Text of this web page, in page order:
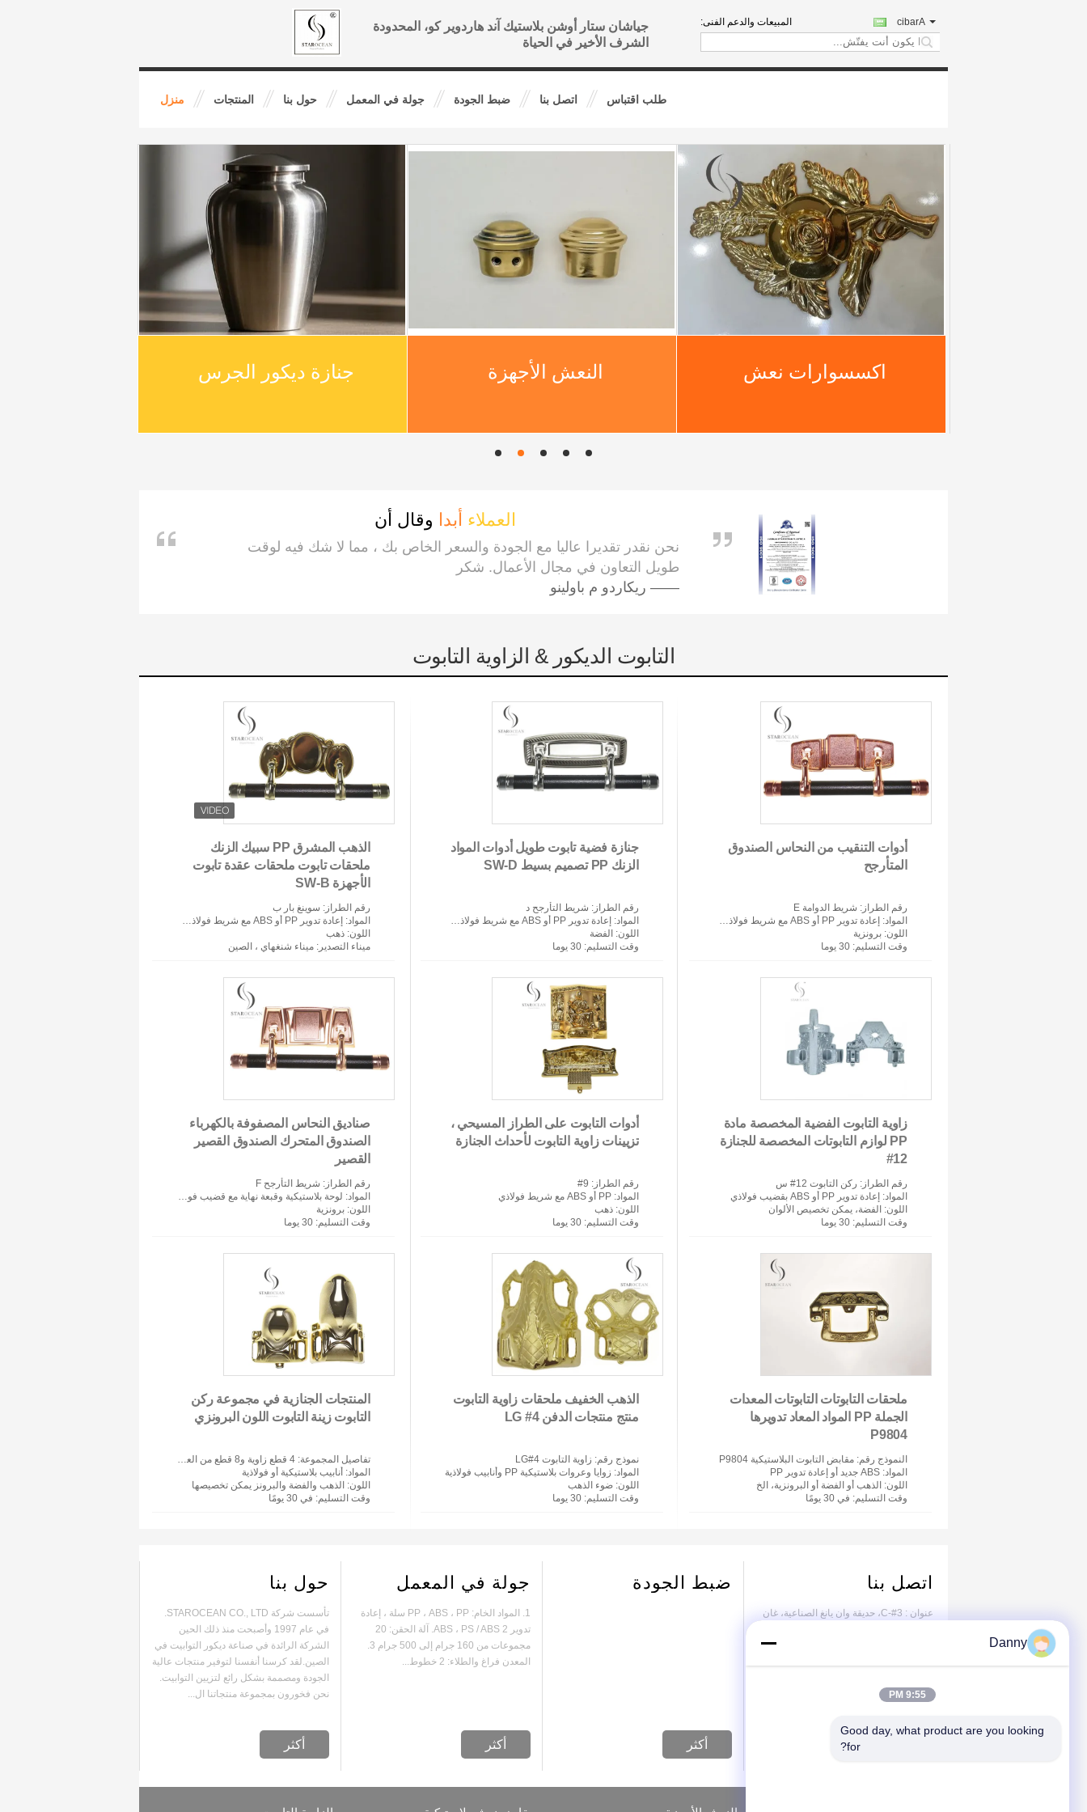
جياشان ستار أوشن بلاستيك آند هاردوير كو، المحدودة
الشرف الأخير في الحياة
المبيعات والدعم الفنى: Arabic
search
منزل المنتجات حول بنا جولة في المعمل ضبط الجودة اتصل بنا طلب اقتباس
جنازة ديكور الجرس النعش الأجهزة
العملاء أبدا وقال أن
نحن نقدر تقديرا عاليا مع الجودة والسعر الخاص بك ، مما لا شك فيه لوقت
طويل التعاون في مجال الأعمال. شكر
—— ريكاردو م باولينو
التابوت الديكور & الزاوية التابوت
الذهب المشرق PP سبيك الزنك
ملحقات تابوت ملحقات عقدة تابوت
الأجهزة SW-B
رقم الطراز : سوينغ بار ب
المواد: إعادة تدوير PP أو ABS مع شريط فولاذي وعروات زاماك
اللون: ذهب
ميناء التصدير : ميناء شنغهاي ، الصين
جنازة فضية تابوت طويل أدوات المواد
الزنك PP تصميم بسيط SW-D
رقم الطراز : شريط التأرجح د
المواد: إعادة تدوير PP أو ABS مع شريط فولاذي وعروات زاماك
اللون: الفضة
وقت التسليم: 30 يوما
أدوات التنقيب من النحاس الصندوق
المتأرجح
رقم الطراز : شريط الدوامة E
المواد: إعادة تدوير PP أو ABS مع شريط فولاذي وعروات زاماك
اللون: برونزية
وقت التسليم: 30 يوما
صناديق النحاس المصفوفة بالكهرباء
الصندوق المتحرك الصندوق القصير
القصير
رقم الطراز : شريط التأرجح F
المواد: لوحة بلاستيكية وقبعة نهاية مع قضيب فولاذي وخرطوم زاماك
اللون: برونزية
وقت التسليم: 30 يوما
أدوات التابوت على الطراز المسيحي ،
تزيينات زاوية التابوت لأحداث الجنازة
رقم الطراز : 9#
المواد: PP أو ABS مع شريط فولاذي
اللون: ذهب
وقت التسليم: 30 يوما
زاوية التابوت الفضية المخصصة مادة
PP لوازم التابوتات المخصصة للجنازة
12#
رقم الطراز : ركن التابوت 12# س
المواد: إعادة تدوير PP أو ABS بقضيب فولاذي
اللون: الفضة، يمكن تخصيص الألوان
وقت التسليم: 30 يوما
المنتجات الجنازية في مجموعة ركن
التابوت زينة التابوت اللون البرونزي
تفاصيل المجموعة: 4 قطع زاوية و8 قطع من العروات وقطعتين من الأنابيب الطويلة وأنبوب شور
المواد: أنابيب بلاستيكية أو فولاذية
اللون: الذهب والفضة والبرونز يمكن تخصيصها
وقت التسليم: في 30 يومًا
الذهب الخفيف ملحقات زاوية التابوت
منتج منتجات الدفن 4# LG
نموذج رقم: زاوية التابوت 4#LG
المواد: زوايا وعروات بلاستيكية PP وأنابيب فولاذية
اللون: ضوء الذهب
وقت التسليم: 30 يوما
ملحقات التابوتات التابوتات المعدات
الجملة PP المواد المعاد تدويرها
P9804
النموذج رقم: مقابض التابوت البلاستيكية P9804
المواد: ABS جديد أو إعادة تدوير PP
اللون: الذهب أو الفضة أو البرونزية، الخ
وقت التسليم: في 30 يومًا
حول بنا
تأسست شركة STAROCEAN CO., LTD.
في عام 1997 وأصبحت منذ ذلك الحين
الشركة الرائدة في صناعة ديكور التوابيت في
الصين.لقد كرسنا أنفسنا لتوفير منتجات عالية
الجودة ومصممة بشكل رائع لتزيين التوابيت.
نحن فخورون بمجموعة منتجاتنا ال...
أكثر
جولة في المعمل
1. المواد الخام: PP ، ABS ، PP سلة ، إعادة
تدوير ABS ، PS / ABS 2. آلة الحقن: 20
مجموعات من 160 جرام إلى 500 جرام 3.
المعدن فراغ والطلاء: 2 خطوط...
أكثر
ضبط الجودة
أكثر
اتصل بنا
عنوان : 3#-C، حديقة وان يانغ الصناعية، غان
Danny
9:55 PM
Good day, what product are you looking
for?